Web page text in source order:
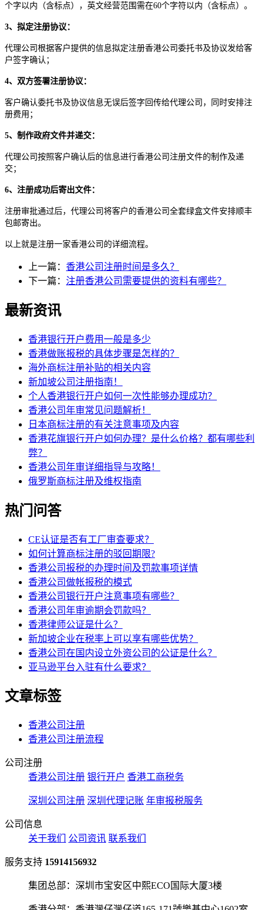
个字以内（含标点），英文经营范围需在60个字符以内（含标点）。
3、拟定注册协议：
代理公司根据客户提供的信息拟定注册香港公司委托书及协议发给客
户签字确认；
4、双方签署注册协议：
客户确认委托书及协议信息无误后签字回传给代理公司，同时安排注
册费用；
5、制作政府文件并递交：
代理公司按照客户确认后的信息进行香港公司注册文件的制作及递
交；
6、注册成功后寄出文件：
注册审批通过后，代理公司将客户的香港公司全套绿盒文件安排顺丰
包邮寄出。
以上就是注册一家香港公司的详细流程。
上一篇： 香港公司注册时间是多久？
下一篇： 注册香港公司需要提供的资料有哪些？
最新资讯
香港银行开户费用一般是多少
香港做账报税的具体步骤是怎样的？
海外商标注册补贴的相关内容
新加坡公司注册指南！
个人香港银行开户如何一次性能够办理成功？
香港公司年审常见问题解析！
日本商标注册的有关注意事项及内容
香港花旗银行开户如何办理？是什么价格？都有哪些利
弊？
香港公司年审详细指导与攻略！
俄罗斯商标注册及维权指南
热门问答
CE认证是否有工厂审查要求？
如何计算商标注册的驳回期限?
香港公司报税的办理时间及罚款事项详情
香港公司做帐报税的模式
香港公司银行开户注意事项有哪些？
香港公司年审逾期会罚款吗？
香港律师公证是什么？
新加坡企业在税率上可以享有哪些优势？
香港公司在国内设立外资公司的公证是什么？
亚马逊平台入驻有什么要求？
文章标签
香港公司注册
香港公司注册流程
公司注册
香港公司注册 银行开户 香港工商税务
深圳公司注册 深圳代理记账 年审报税服务
公司信息
关于我们
公司资讯 联系我们
服务支持 15914156932
集团总部：深圳市宝安区中熙ECO国际大厦3楼